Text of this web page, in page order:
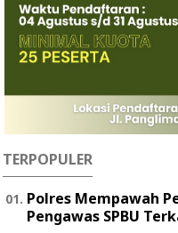
TERPOPULER
Polres Mempawah
Pengawas SPBU